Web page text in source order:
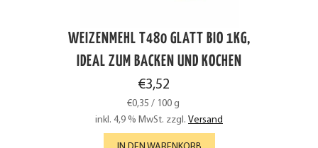
WEIZENMEHL T480 GLATT BIO 1KG,
IDEAL ZUM BACKEN UND KOCHEN
€3,52
€0,35 / 100 g
inkl. 4,9 % MwSt. zzgl. Versand